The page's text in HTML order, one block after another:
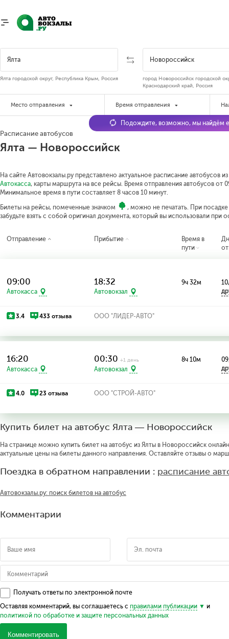
Ялта городской округ, Республика Крым, Россия
город Новороссийск городской
Краснодарский край, Россия
Место отправления Время отправления
Расписание автобусов
Ялта — Новороссийск
На сайте Автовокзалы.ру представлено актуальное расписание автобусов
Автокасса, карты маршрута на все рейсы. Время отправления автобусов от
Минимальное время в пути составляет 8 часов 10 минут.
Билеты на рейсы, помеченные значком
, можно не печатать. При
забудьте взять с собой оригинал документа, который вы использовали при
Подождите, возможно, мы найдём
Отправление Прибытие
Время в
пути
09:00
Автокасса
18:32
Автовокзал
9ч 32м
3.4 433 отзыва ООО "ЛИДЕР-АВТО"
16:20
Автокасса
00:30+1 день
Автовокзал
8ч 10м
4.0 23 отзыва ООО "СТРОЙ-АВТО"
Купить билет на автобус Ялта — Новороссийск
На странице можно купить билет на автобус из Ялты в Новороссийск
актуальные цены на билеты данного направления. Оставляйте отзывы о
Поездка в обратном направлении : расписание
Автовокзалы.ру: поиск билетов на автобус
Комментарии
Получать ответы по электронной почте
Оставляя комментарий, вы соглашаетесь с правилами публикации
и
политикой по обработке и защите персональных данных
Комментировать